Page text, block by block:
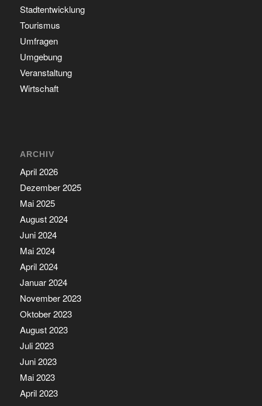
Stadtentwicklung
Tourismus
Umfragen
Umgebung
Veranstaltung
Wirtschaft
ARCHIV
April 2026
Dezember 2025
Mai 2025
August 2024
Juni 2024
Mai 2024
April 2024
Januar 2024
November 2023
Oktober 2023
August 2023
Juli 2023
Juni 2023
Mai 2023
April 2023